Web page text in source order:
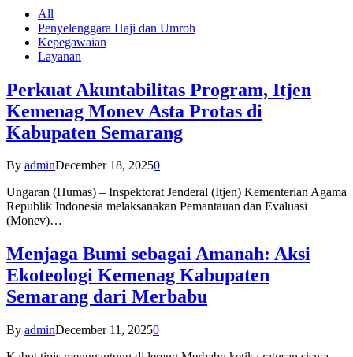
All
Penyelenggara Haji dan Umroh
Kepegawaian
Layanan
Perkuat Akuntabilitas Program, Itjen
Kemenag Monev Asta Protas di
Kabupaten Semarang
By adminDecember 18, 20250
Ungaran (Humas) – Inspektorat Jenderal (Itjen) Kementerian Agama
Republik Indonesia melaksanakan Pemantauan dan Evaluasi
(Monev)…
Menjaga Bumi sebagai Amanah: Aksi
Ekoteologi Kemenag Kabupaten
Semarang dari Merbabu
By adminDecember 11, 20250